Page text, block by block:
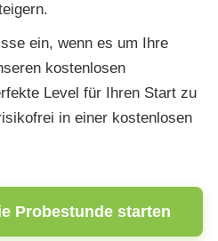
ein, wenn es um Ihre
kostenlosen
Level für Ihren Start zu
in einer kostenlosen
Probestunde starten